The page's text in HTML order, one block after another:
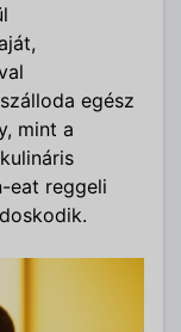
egész
mint a
eat reggeli